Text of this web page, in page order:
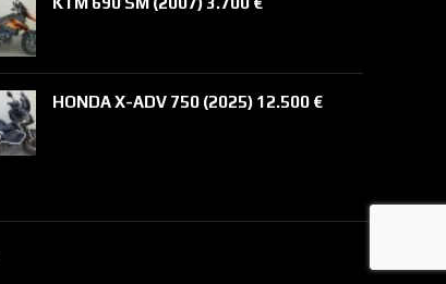
HONDA X-ADV 750 (2025) 12.500 €